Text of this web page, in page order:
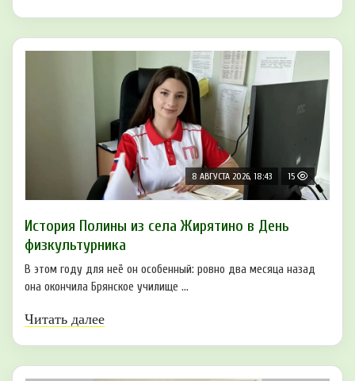
8 АВГУСТА 2026, 18:43 15
История Полины из села Жирятино в День
физкультурника
В этом году для неё он особенный: ровно два месяца назад
она окончила Брянское училище ...
Читать далее